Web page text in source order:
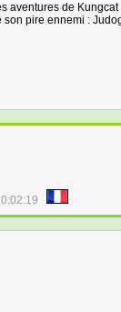
aventures de
pire ennemi :